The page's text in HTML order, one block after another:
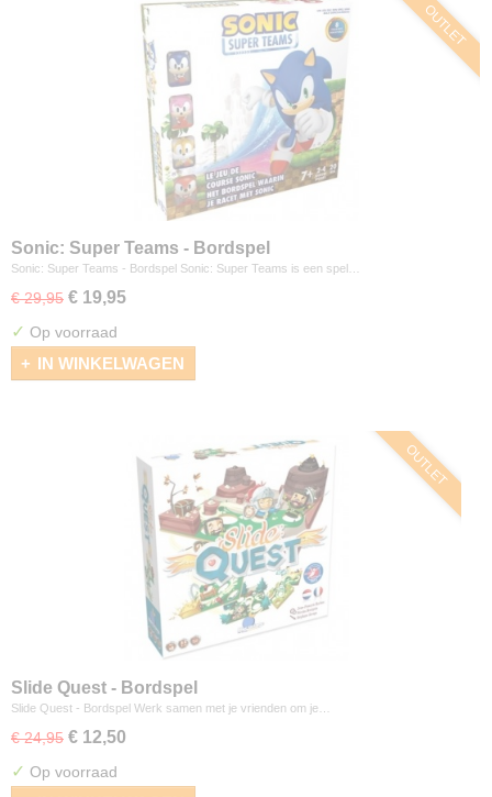
OUTLET
Sonic: Super Teams - Bordspel
Sonic: Super Teams - Bordspel Sonic: Super Teams is een spel…
€ 29,95 € 19,95
✓ Op voorraad
IN WINKELWAGEN
OUTLET
Slide Quest - Bordspel
Slide Quest - Bordspel Werk samen met je vrienden om je…
€ 24,95 € 12,50
✓ Op voorraad